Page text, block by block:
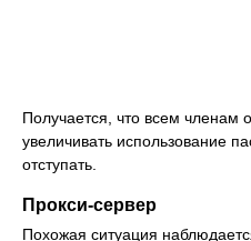
Получается, что всем членам
увеличивать использование
отступать.
Прокси-сервер
Похожая ситуация